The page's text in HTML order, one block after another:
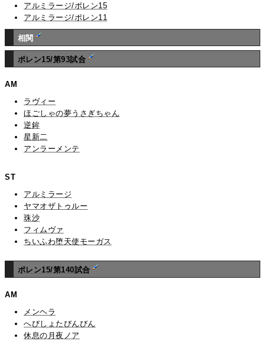
アルミラージ/ポレン15
アルミラージ/ポレン11
相関
ポレン15/第93試合
AM
ラヴィー
ほごしゃの夢うさぎちゃん
逆鉾
星新二
アンラーメンテ
ST
アルミラージ
ヤマオザトゥルー
珠沙
フィムヴァ
ちいふわ堕天使モーガス
ポレン15/第140試合
AM
メンヘラ
へびしょたびんびん
休息の月夜ノア